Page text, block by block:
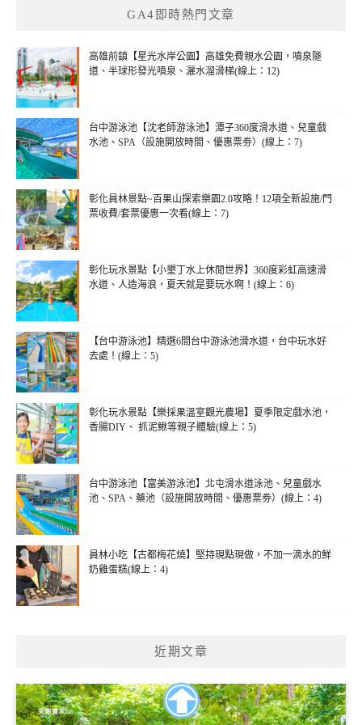
GA4即時熱門文章
高雄前鎮【星光水岸公園】高雄免費親水公園，噴泉隧
道、半球形發光噴泉、灑水溜滑梯(線上：12)
台中游泳池【沈老師游泳池】潭子360度滑水道、兒童戲
水池、SPA（設施開放時間、優惠票劵）(線上：7)
彰化員林景點~百果山探索樂園2.0攻略！12項全新設施/門
票收費/套票優惠一次看(線上：7)
彰化玩水景點【小墾丁水上休閒世界】360度彩虹高速滑
水道、人造海浪，夏天就是要玩水啊！(線上：6)
【台中游泳池】精選6間台中游泳池滑水道，台中玩水好
去處！(線上：5)
彰化玩水景點【樂採果溫室觀光農場】夏季限定戲水池，
香腸DIY、 抓泥鰍等親子體驗(線上：5)
台中游泳池【富美游泳池】北屯滑水道泳池、兒童戲水
池、SPA、藥池（設施開放時間、優惠票劵）(線上：4)
員林小吃【古都梅花燒】堅持現點現做，不加一滴水的鮮
奶雞蛋糕(線上：4)
近期文章